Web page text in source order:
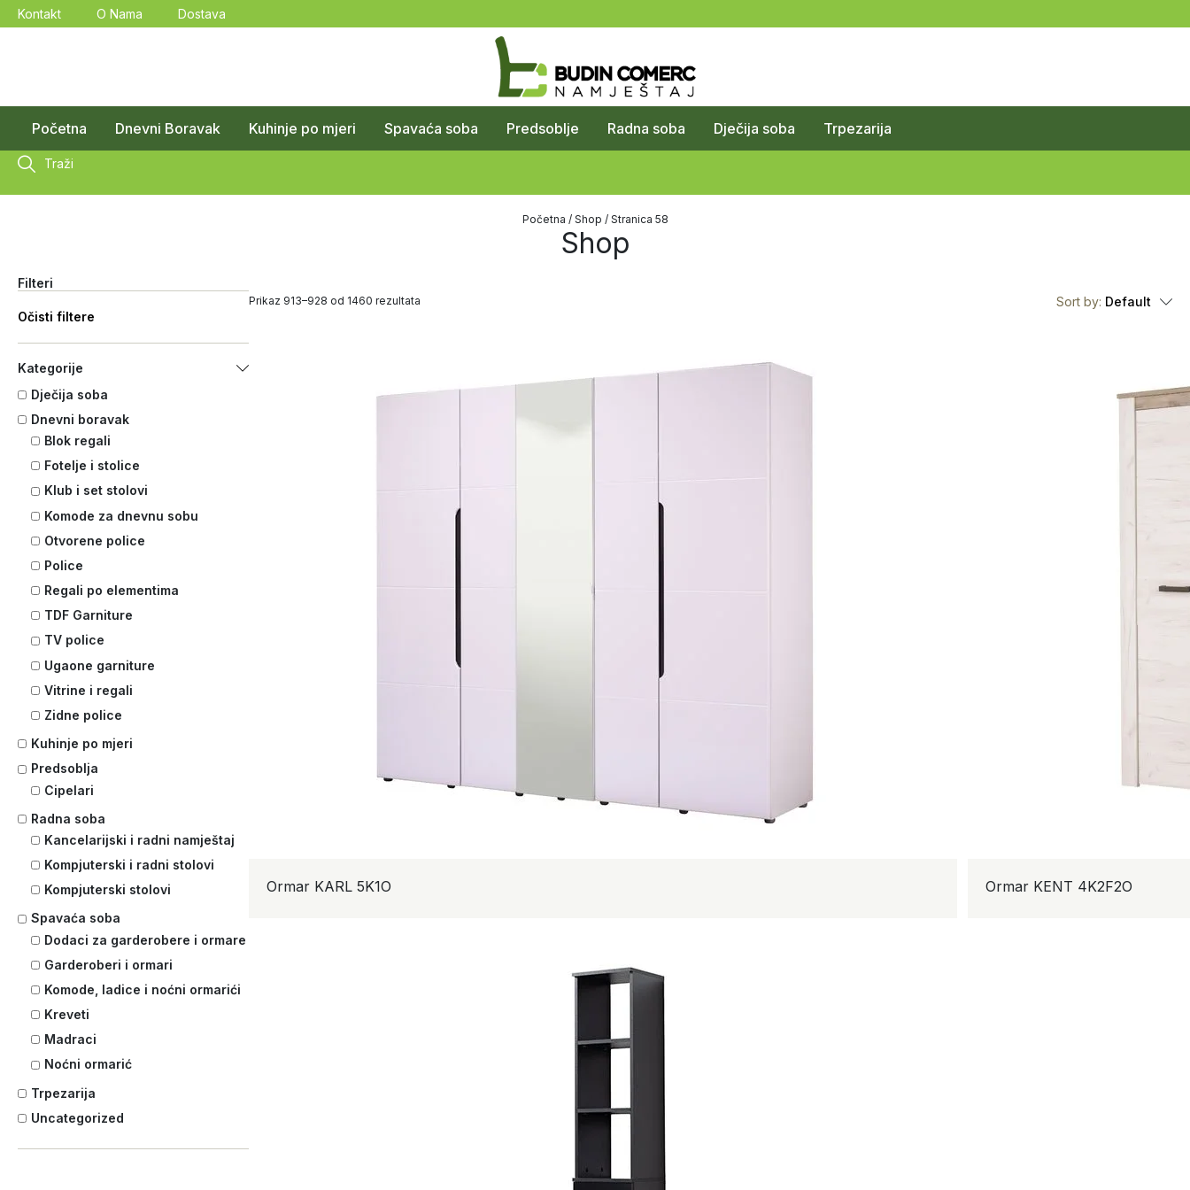
Kontakt O Nama Dostava
Početna Dnevni Boravak Kuhinje po mjeri Spavaća soba Predsoblje Radna soba Dječija soba Trpezarija
Traži
Početna / Shop / Stranica 58
Shop
Filteri
Očisti filtere
Kategorije
Dječija soba
Dnevni boravak
Blok regali
Fotelje i stolice
Klub i set stolovi
Komode za dnevnu sobu
Otvorene police
Police
Regali po elementima
TDF Garniture
TV police
Ugaone garniture
Vitrine i regali
Zidne police
Kuhinje po mjeri
Predsoblja
Cipelari
Radna soba
Kancelarijski i radni namještaj
Kompjuterski i radni stolovi
Kompjuterski stolovi
Spavaća soba
Dodaci za garderobere i ormare
Garderoberi i ormari
Komode, ladice i noćni ormarići
Kreveti
Madraci
Noćni ormarić
Trpezarija
Uncategorized
Sort by: Default
Ormar KARL 5K1O Ormar KENT 4K2F2O
Prikaz 913–928 od 1460 rezultata